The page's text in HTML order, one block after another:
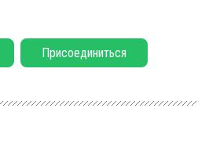
Присоединиться